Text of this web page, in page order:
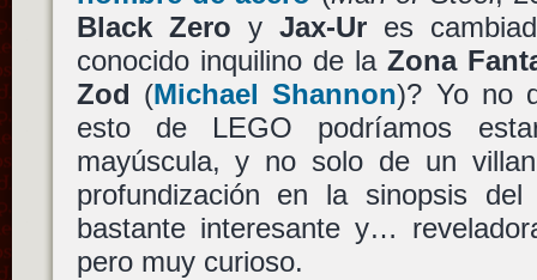
Black Zero y Jax-Ures
conocido inquilino de la Zona
Zod (Michael Shannon)? Yo no
esto de LEGO podríamos
mayúscula, y no solo de un
profundización en la sinopsis
bastante interesante y…
pero muy curioso.